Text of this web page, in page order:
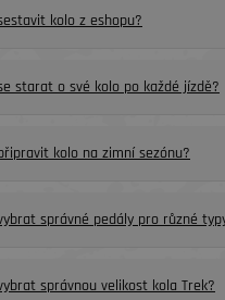
kolo z eshopu?
starat o své kolo po každé jízdě?
kolo na zimní sezónu?
správné pedály pro různé
správnou velikost kola Trek?